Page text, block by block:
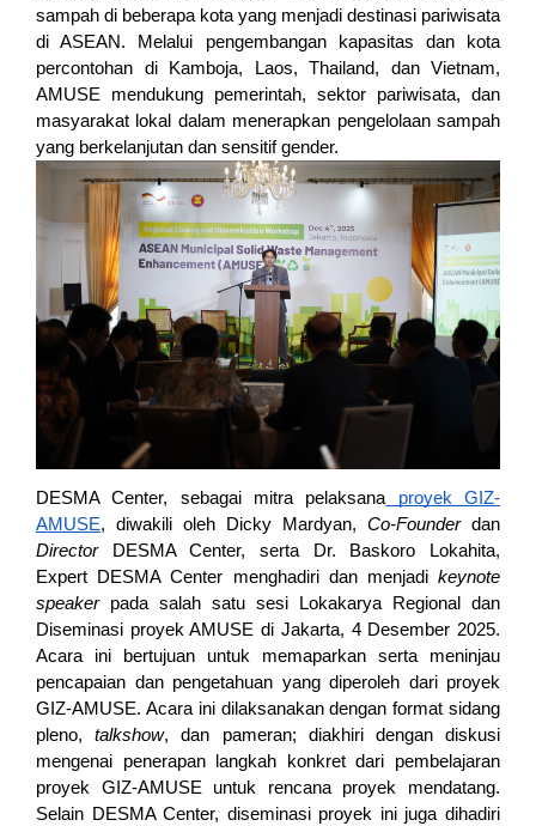
sampah di beberapa kota yang menjadi destinasi pariwisata
di ASEAN. Melalui pengembangan kapasitas dan kota
percontohan di Kamboja, Laos, Thailand, dan Vietnam,
AMUSE mendukung pemerintah, sektor pariwisata, dan
masyarakat lokal dalam menerapkan pengelolaan sampah
yang berkelanjutan dan sensitif gender.
DESMA Center, sebagai mitra pelaksana proyek GIZ-
AMUSE, diwakili oleh Dicky Mardyan, Co-Founder
Director
DESMA Center, serta Dr. Baskoro Lokahita,
Expert DESMA Center menghadiri dan menjadi keynote
speaker pada salah satu sesi Lokakarya Regional dan
Diseminasi proyek AMUSE di Jakarta, 4 Desember 2025.
Acara ini bertujuan untuk memaparkan serta meninjau
pencapaian dan pengetahuan yang diperoleh dari proyek
GIZ-AMUSE. Acara ini dilaksanakan dengan format sidang
pleno, talkshow, dan pameran; diakhiri dengan diskusi
mengenai penerapan langkah konkret dari pembelajaran
proyek GIZ-AMUSE untuk rencana proyek mendatang.
Selain DESMA Center, diseminasi proyek ini juga dihadiri